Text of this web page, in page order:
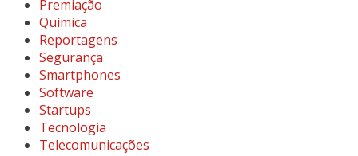
Premiação
Química
Reportagens
Segurança
Smartphones
Software
Startups
Tecnologia
Telecomunicações